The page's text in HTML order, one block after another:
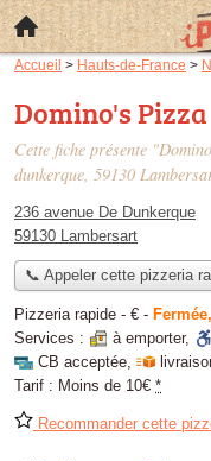
Accueil > Hauts-de-France >
Domino's Pizza
Cette fiche présente
dunkerque, 59130
236 avenue De Dunkerque
59130 Lambersart
📞 Appeler cette pizzeria
Pizzeria rapide - € -
Services :
à emporter,
CB acceptée,
Tarif : Moins de 10€ *
Recommander cette